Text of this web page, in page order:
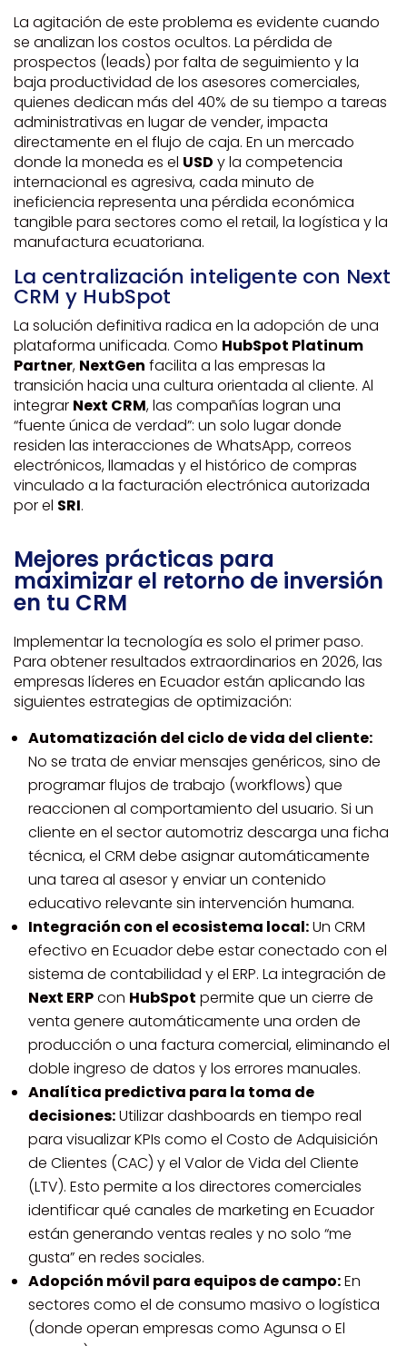
La agitación de este problema es evidente cuando
se analizan los costos ocultos. La pérdida de
prospectos (leads) por falta de seguimiento y la
baja productividad de los asesores comerciales,
quienes dedican más del 40% de su tiempo a tareas
administrativas en lugar de vender, impacta
directamente en el flujo de caja. En un mercado
donde la moneda es el USD y la competencia
internacional es agresiva, cada minuto de
ineficiencia representa una pérdida económica
tangible para sectores como el retail, la logística y la
manufactura ecuatoriana.
La centralización inteligente con Next
CRM y HubSpot
La solución definitiva radica en la adopción de una
plataforma unificada. Como HubSpot Platinum
Partner, NextGen facilita a las empresas la
transición hacia una cultura orientada al cliente. Al
integrar Next CRM, las compañías logran una
“fuente única de verdad”: un solo lugar donde
residen las interacciones de WhatsApp, correos
electrónicos, llamadas y el histórico de compras
vinculado a la facturación electrónica autorizada
por el SRI.
Mejores prácticas para
maximizar el retorno de inversión
en tu CRM
Implementar la tecnología es solo el primer paso.
Para obtener resultados extraordinarios en 2026, las
empresas líderes en Ecuador están aplicando las
siguientes estrategias de optimización:
Automatización del ciclo de vida del cliente:
No se trata de enviar mensajes genéricos, sino de
programar flujos de trabajo (workflows) que
reaccionen al comportamiento del usuario. Si un
cliente en el sector automotriz descarga una ficha
técnica, el CRM debe asignar automáticamente
una tarea al asesor y enviar un contenido
educativo relevante sin intervención humana.
Integración con el ecosistema local:Un CRM
efectivo en Ecuador debe estar conectado con el
sistema de contabilidad y el ERP. La integración de
Next ERPcon HubSpot permite que un cierre de
venta genere automáticamente una orden de
producción o una factura comercial, eliminando el
doble ingreso de datos y los errores manuales.
Analítica predictiva para la toma de
decisiones:Utilizar dashboards en tiempo real
para visualizar KPIs como el Costo de Adquisición
de Clientes (CAC) y el Valor de Vida del Cliente
(LTV). Esto permite a los directores comerciales
identificar qué canales de marketing en Ecuador
están generando ventas reales y no solo “me
gusta” en redes sociales.
Adopción móvil para equipos de campo:En
sectores como el de consumo masivo o logística
(donde operan empresas como Agunsa o El